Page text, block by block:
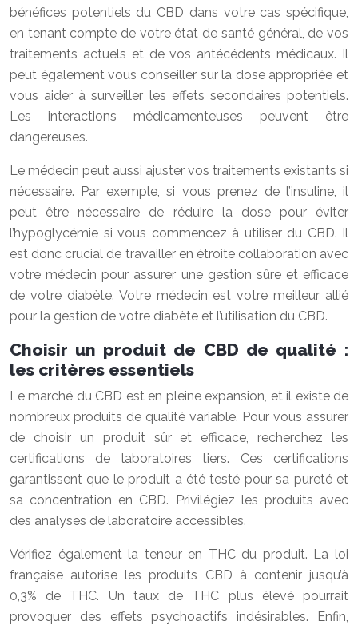
bénéfices potentiels du CBD dans votre cas spécifique,
en tenant compte de votre état de santé général, de vos
traitements actuels et de vos antécédents médicaux. Il
peut également vous conseiller sur la dose appropriée et
vous aider à surveiller les effets secondaires potentiels.
Les interactions médicamenteuses peuvent être
dangereuses.
Le médecin peut aussi ajuster vos traitements existants si
nécessaire. Par exemple, si vous prenez de l’insuline, il
peut être nécessaire de réduire la dose pour éviter
l’hypoglycémie si vous commencez à utiliser du CBD. Il
est donc crucial de travailler en étroite collaboration avec
votre médecin pour assurer une gestion sûre et efficace
de votre diabète. Votre médecin est votre meilleur allié
pour la gestion de votre diabète et l’utilisation du CBD.
Choisir un produit de CBD de qualité :
les critères essentiels
Le marché du CBD est en pleine expansion, et il existe de
nombreux produits de qualité variable. Pour vous assurer
de choisir un produit sûr et efficace, recherchez les
certifications de laboratoires tiers. Ces certifications
garantissent que le produit a été testé pour sa pureté et
sa concentration en CBD. Privilégiez les produits avec
des analyses de laboratoire accessibles.
Vérifiez également la teneur en THC du produit. La loi
française autorise les produits CBD à contenir jusqu’à
0,3% de THC. Un taux de THC plus élevé pourrait
provoquer des effets psychoactifs indésirables. Enfin,